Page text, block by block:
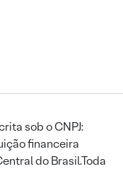
sob o CNPJ:
financeira
do Brasil.Toda